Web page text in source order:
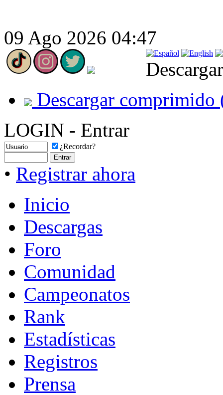
09 Ago 2026 04:47
Descargar comprimido
LOGIN - Entrar
¿Recordar?
• Registrar ahora
Inicio
Descargas
Foro
Comunidad
Campeonatos
Rank
Estadísticas
Registros
Prensa